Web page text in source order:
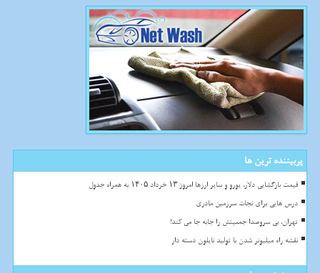
پربیننده ترین ها
قیمت بازگشایی دلار، یورو و سایر ارزها امروز ۱۳ خرداد ۱۴۰۵ به همراه جدول
درس هایی برای نجات سرزمین مادری
تهران، بی سروصدا جمعیتش را جابه جا می کند!
نقشه راه میلیونر شدن با تولید نایلون دسته دار